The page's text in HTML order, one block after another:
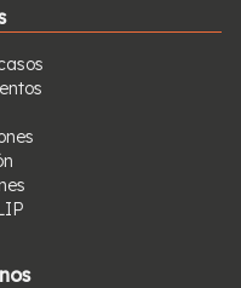
jurídico, con el
de los hechos.